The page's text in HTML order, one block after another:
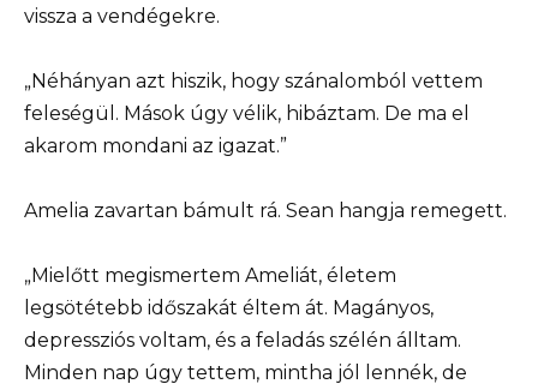
vissza a vendégekre.
„Néhányan azt hiszik, hogy szánalomból vettem
feleségül. Mások úgy vélik, hibáztam. De ma el
akarom mondani az igazat.”
Amelia zavartan bámult rá. Sean hangja remegett.
„Mielőtt megismertem Ameliát, életem
legsötétebb időszakát éltem át. Magányos,
depressziós voltam, és a feladás szélén álltam.
Minden nap úgy tettem, mintha jól lennék, de